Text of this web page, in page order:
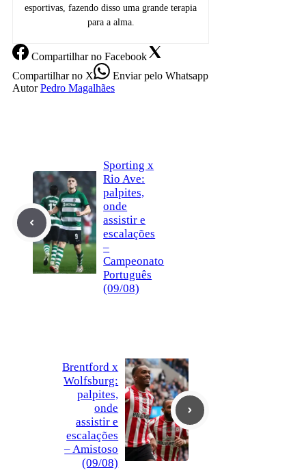
esportivas, fazendo disso uma grande terapia
para a alma.
Compartilharno Facebook
Compartilharno X Enviarpelo Whatsapp
Autor Pedro Magalhães
Sporting x
Rio Ave:
palpites,
onde
assistir e
escalações
–
Campeonato
Português
(09/08)
Brentford x
Wolfsburg:
palpites,
onde
assistir e
escalações
– Amistoso
(09/08)